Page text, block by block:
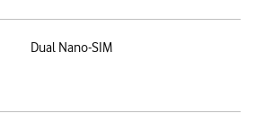
Dual Nano-SIM